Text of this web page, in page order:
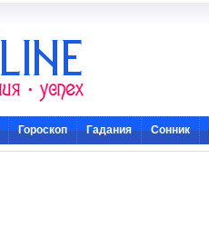
Гороскоп Гадания Сонник